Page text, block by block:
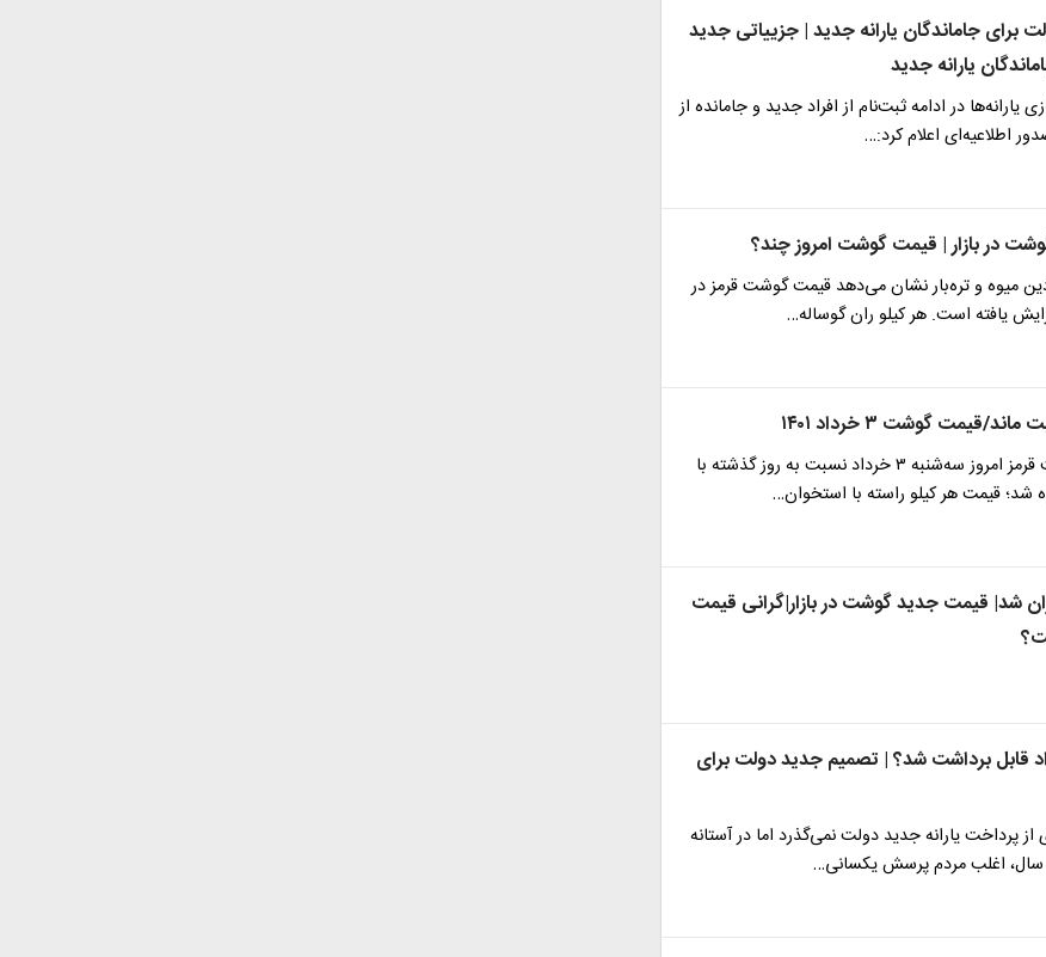
برای جاماندگان یارانه جدید | جزییاتی جدید
یارانه جدید
یارانه‌ها در ادامه ثبت‌نام از افراد جدید و جامانده از
اطلاعیه‌ای اعلام کرد:…
در بازار | قیمت گوشت امروز چند؟
میوه و تره‌بار نشان می‌دهد قیمت گوشت قرمز در
یافته است. هر کیلو ران گوساله…
قیمت گوشت ۳ خرداد ۱۴۰۱
قیمت انواع گوشت قرمز امروز سه‌شنبه ۳ خرداد نسبت به روز گذشته با
شد؛ قیمت هر کیلو راسته با استخوان…
شد| قیمت جدید گوشت در بازار|گرانی قیمت
قابل برداشت شد؟ | تصمیم جدید دولت برای
از پرداخت یارانه جدید دولت نمی‌گذرد اما در آستانه
اغلب مردم پرسش یکسانی…